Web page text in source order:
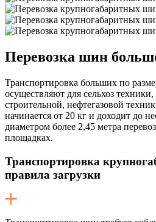
Перевозка шин
Транспортировка больших по
осуществляют для сельхоз
строительной, нефтегазовой
начинается от 20 кг и доходит до
диаметром более 2,45 метра
площадках.
Транспортировка
правила загрузки